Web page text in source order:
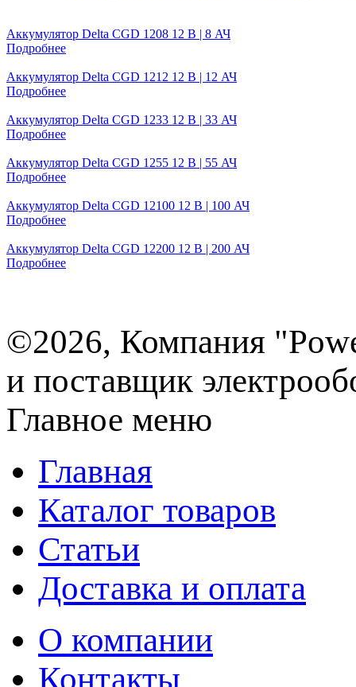
Аккумулятор Delta CGD 1208 12 B | 8 АЧ
Подробнее
Аккумулятор Delta CGD 1212 12 B | 12 АЧ
Подробнее
Аккумулятор Delta CGD 1233 12 B | 33 АЧ
Подробнее
Аккумулятор Delta CGD 1255 12 B | 55 АЧ
Подробнее
Аккумулятор Delta CGD 12100 12 B | 100 АЧ
Подробнее
Аккумулятор Delta CGD 12200 12 B | 200 АЧ
Подробнее
©2026, Компания
и поставщик
Главное меню
Главная
Каталог товаров
Статьи
Доставка и оплата
О компании
Контакты